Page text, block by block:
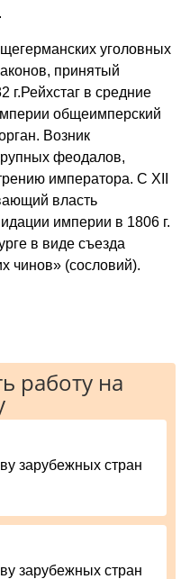
уголовных
принятый
г.Рейхстаг в средние
общеимперский
Возник
феодалов,
императора. С XII
власть
империи в 1806 г.
в виде съезда
чинов» (сословий).
работу на
зарубежных стран
зарубежных стран